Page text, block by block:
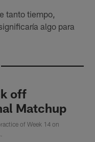
tanto tiempo,
algo para
off
Matchup
of Week 14 on